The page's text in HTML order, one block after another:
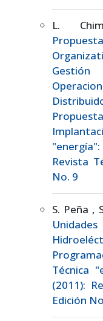
L.
Revista
No. 9
S. Peña ,
Técnica
(2011):
Edición